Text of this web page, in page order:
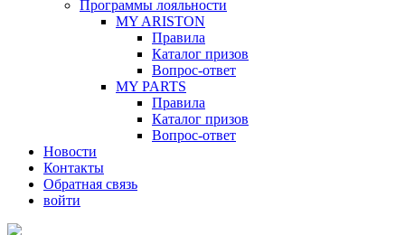
Программы лояльности
MY ARISTON
Правила
Каталог призов
Вопрос-ответ
MY PARTS
Правила
Каталог призов
Вопрос-ответ
Новости
Контакты
Обратная связь
войти